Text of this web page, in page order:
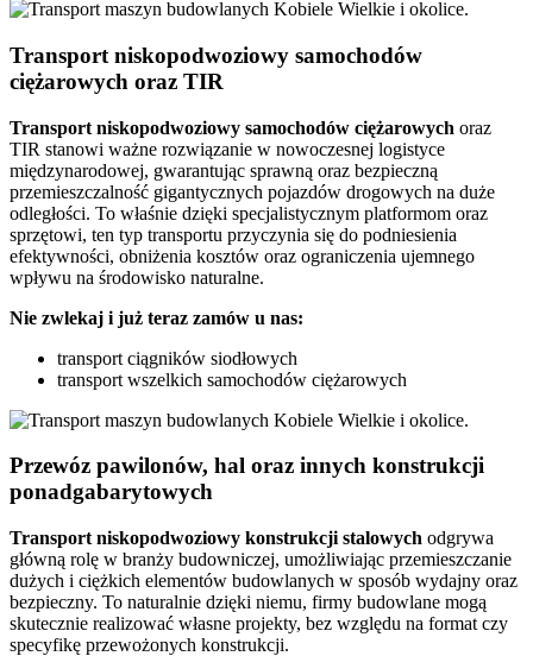
Transport niskopodwoziowy samochodów
ciężarowych oraz TIR
Transport niskopodwoziowy samochodów ciężarowych oraz
TIR stanowi ważne rozwiązanie w nowoczesnej logistyce
międzynarodowej, gwarantując sprawną oraz bezpieczną
przemieszczalność gigantycznych pojazdów drogowych na duże
odległości. To właśnie dzięki specjalistycznym platformom oraz
sprzętowi, ten typ transportu przyczynia się do podniesienia
efektywności, obniżenia kosztów oraz ograniczenia ujemnego
wpływu na środowisko naturalne.
Nie zwlekaj i już teraz zamów u nas:
transport ciągników siodłowych
transport wszelkich samochodów ciężarowych
Przewóz pawilonów, hal oraz innych konstrukcji
ponadgabarytowych
Transport niskopodwoziowy konstrukcji stalowych odgrywa
główną rolę w branży budowniczej, umożliwiając przemieszczanie
dużych i ciężkich elementów budowlanych w sposób wydajny oraz
bezpieczny. To naturalnie dzięki niemu, firmy budowlane mogą
skutecznie realizować własne projekty, bez względu na format czy
specyfikę przewożonych konstrukcji.